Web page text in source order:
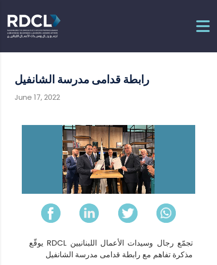
رابطة قدامى مدرسة الشانفيل
June 17, 2022
تجمّع رجال وسيدات الأعمال اللبنانيين RDCL يوقّع
مذكرة تفاهم مع رابطة قدامى مدرسة الشانفيل